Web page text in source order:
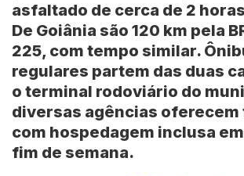
asfaltado de cerca de 2
De Goiânia são 120 km pela
225, com tempo similar.
regulares partem das duas
o terminal rodoviário do
diversas agências
com hospedagem inclusa
fim de semana.